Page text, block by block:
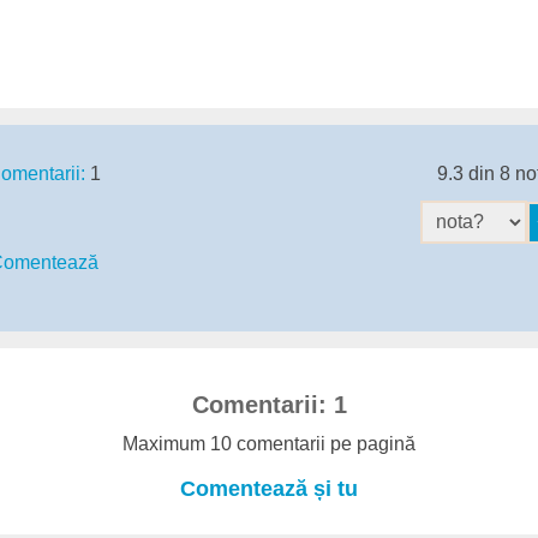
1 9.3 din 8
Comentarii: 1
Maximum 10 comentarii pe pagină
Comentează și tu